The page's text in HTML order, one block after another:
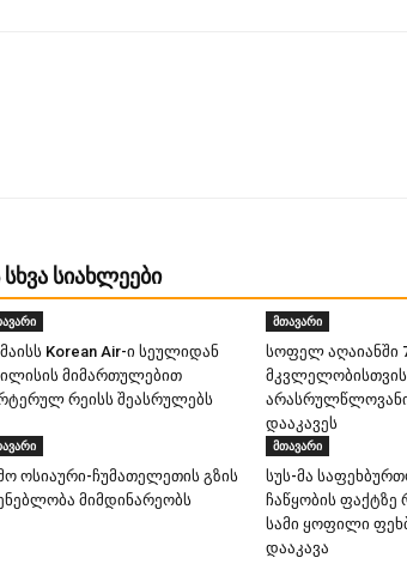
ᲡᲘᲐᲮᲚᲔᲔᲑᲘ
Korean Air-ი სეულიდან
მიმართულებით
რეისს შეასრულებს
მთავარი
სოფელ აღაიანში
მკვლელობისთვის
დააკავეს
ოსიაური-ჩუმათელეთის გზის
მიმდინარეობს
მთავარი
სუს-მა
ჩაწყობის ფაქტზე
სამი ყოფილი
დააკავა